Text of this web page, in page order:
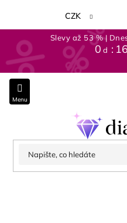
obsah
Slevy až 53 % |
0 d : 16
CZK